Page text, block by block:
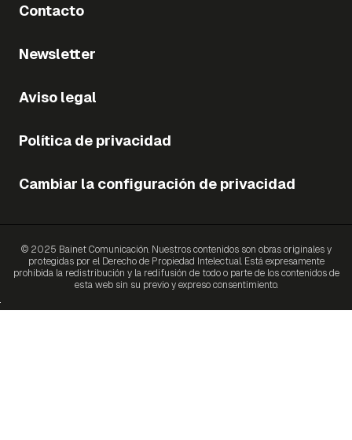
Contacto
Newsletter
Aviso legal
Política de privacidad
Cambiar la configuración de privacidad
© 2025 Bainet Comunicación. Nuestros contenidos son obras originales y
protegidas por el Derecho de Propiedad Intelectual. Está expresamente
prohibida la redistribución y la redifusión de todo o parte de los contenidos de
esta web sin su previo y expreso consentimiento.